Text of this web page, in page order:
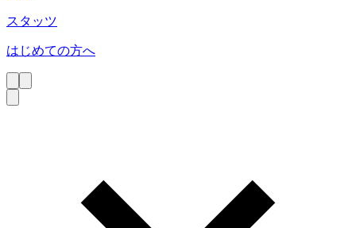
スタッツ
はじめての方へ